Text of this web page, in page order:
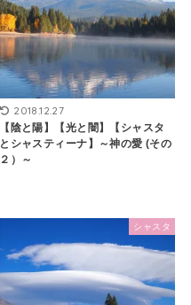
2018.12.27
【陰と陽】【光と闇】【シャスタ
とシャスティーナ】～神の愛 (その
２）～
シャスタ